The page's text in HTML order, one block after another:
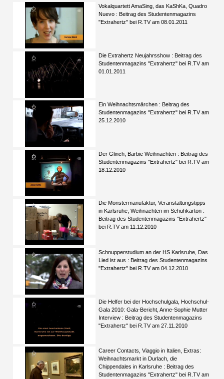
Vokalquartett AmaSing, das KaShKa, Quadro
Nuevo : Beitrag des Studentenmagazins
"Extrahertz" bei R.TV am 08.01.2011
Die Extrahertz Neujahrsshow : Beitrag des
Studentenmagazins "Extrahertz" bei R.TV am
01.01.2011
Ein Weihnachtsmärchen : Beitrag des
Studentenmagazins "Extrahertz" bei R.TV am
25.12.2010
Der Glinch, Barbie Weihnachten : Beitrag des
Studentenmagazins "Extrahertz" bei R.TV am
18.12.2010
Die Monstermanufaktur, Veranstaltungstipps
in Karlsruhe, Weihnachten im Schuhkarton :
Beitrag des Studentenmagazins "Extrahertz"
bei R.TV am 11.12.2010
Schnupperstudium an der HS Karlsruhe, Das
Lied ist aus : Beitrag des Studentenmagazins
"Extrahertz" bei R.TV am 04.12.2010
Die Helfer bei der Hochschulgala, Hochschul-
Gala 2010: Gala-Bericht, Anne-Sophie Mutter
Interview : Beitrag des Studentenmagazins
"Extrahertz" bei R.TV am 27.11.2010
Career Contacts, Viaggio in Italien, Extras:
Weihnachtsmarkt in Durlach, die
Chippendales in Karlsruhe : Beitrag des
Studentenmagazins "Extrahertz" bei R.TV am